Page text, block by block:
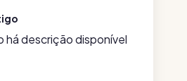
há descrição disponível